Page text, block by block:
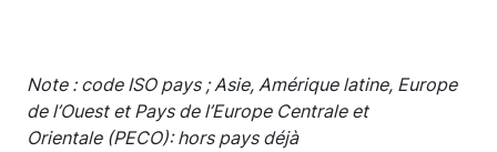
Note : code ISO pays ; Asie, Amérique latine, Europe
de l’Ouest et Pays de l’Europe Centrale et
Orientale (PECO): hors pays déjà